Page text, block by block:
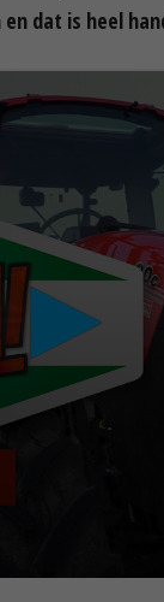
dat is heel